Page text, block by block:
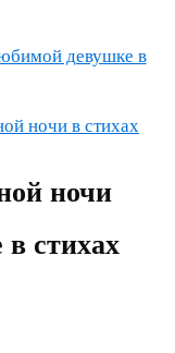
девушке в
ночи в стихах
ночи
в стихах